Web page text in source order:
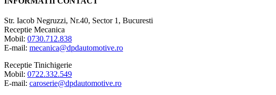
Str. Iacob Negruzzi, Nr.40, Sector 1, Bucuresti
Receptie Mecanica
Mobil: 0730.712.838
E-mail: mecanica@dpdautomotive.ro
Receptie Tinichigerie
Mobil: 0722.332.549
E-mail: caroserie@dpdautomotive.ro